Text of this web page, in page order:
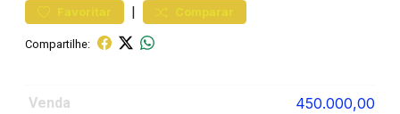
Favoritar | Comparar
Compartilhe:
Venda 450.000,00